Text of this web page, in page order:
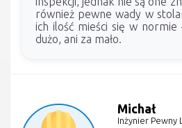
również pewne wady w
ich ilość mieści się w
dużo, ani za mało.
Michał
Inżynier Pewny